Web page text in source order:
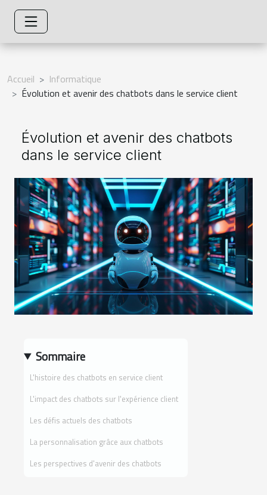
Accueil
Informatique
Évolution et avenir des chatbots dans le service client
Évolution et avenir des chatbots
dans le service client
Sommaire
L'histoire des chatbots en service client
L'impact des chatbots sur l'expérience client
Les défis actuels des chatbots
La personnalisation grâce aux chatbots
Les perspectives d'avenir des chatbots